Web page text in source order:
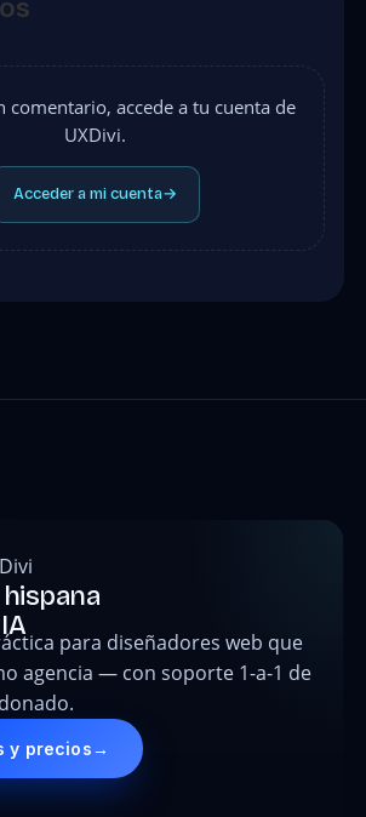
comentario, accede a tu cuenta de
UXDivi.
Acceder a mi cuenta→
para diseñadores web que
agencia — con soporte 1-a-1 de
y precios→